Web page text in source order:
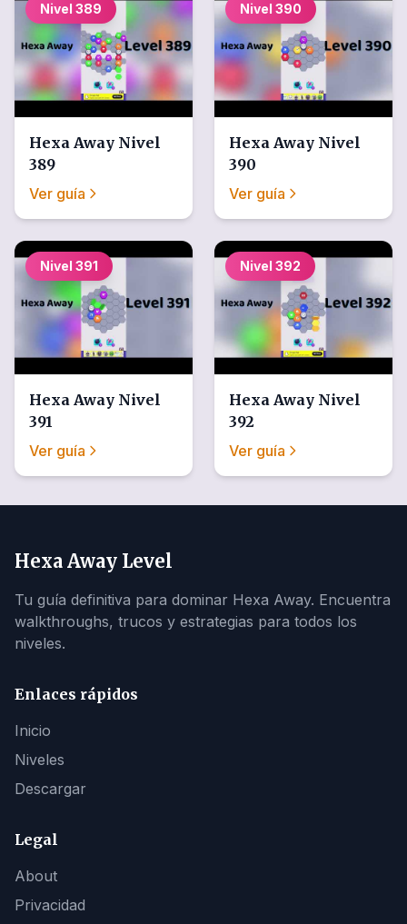
Nivel 389
Hexa Away Nivel
389
Ver guía
Nivel 390
Hexa Away Nivel
390
Ver guía
Nivel 391
Hexa Away Nivel
391
Ver guía
Nivel 392
Hexa Away Nivel
392
Ver guía
Hexa Away Level
Tu guía definitiva para dominar Hexa Away. Encuentra
walkthroughs, trucos y estrategias para todos los
niveles.
Enlaces rápidos
Inicio
Niveles
Descargar
Legal
About
Privacidad